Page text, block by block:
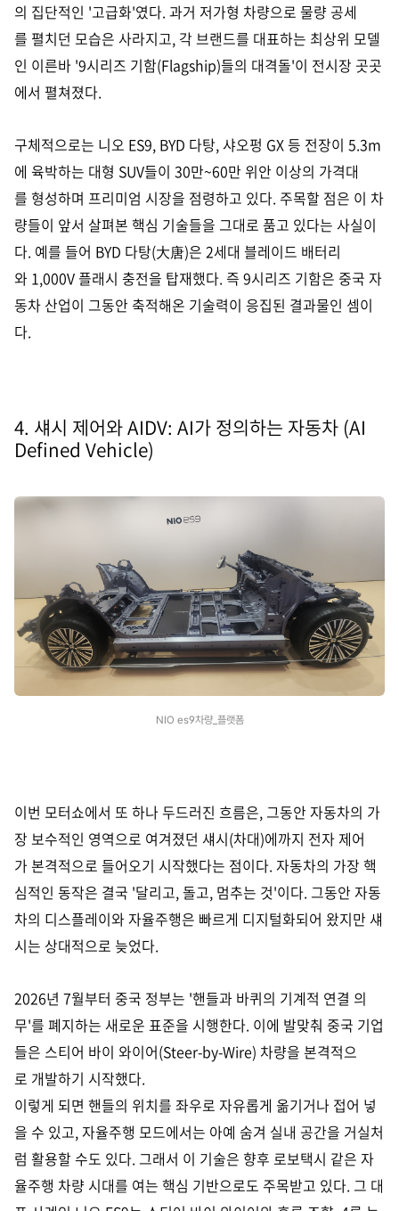
의 집단적인 '고급화'였다. 과거 저가형 차량으로 물량 공세
를 펼치던 모습은 사라지고, 각 브랜드를 대표하는 최상위 모델
인 이른바 '9시리즈 기함(Flagship)들의 대격돌'이 전시장 곳곳
에서 펼쳐졌다.
구체적으로는 니오 ES9, BYD 다탕, 샤오펑 GX 등 전장이 5.3m
에 육박하는 대형 SUV들이 30만~60만 위안 이상의 가격대
를 형성하며 프리미엄 시장을 점령하고 있다. 주목할 점은 이 차
량들이 앞서 살펴본 핵심 기술들을 그대로 품고 있다는 사실이
다. 예를 들어 BYD 다탕(大唐)은 2세대 블레이드 배터리
와 1,000V 플래시 충전을 탑재했다. 즉 9시리즈 기함은 중국 자
동차 산업이 그동안 축적해온 기술력이 응집된 결과물인 셈이
다.
4. 섀시 제어와 AIDV: AI가 정의하는 자동차 (AI
Defined Vehicle)
NIO es9차량_플랫폼
이번 모터쇼에서 또 하나 두드러진 흐름은, 그동안 자동차의 가
장 보수적인 영역으로 여겨졌던 섀시(차대)에까지 전자 제어
가 본격적으로 들어오기 시작했다는 점이다. 자동차의 가장 핵
심적인 동작은 결국 '달리고, 돌고, 멈추는 것'이다. 그동안 자동
차의 디스플레이와 자율주행은 빠르게 디지털화되어 왔지만 섀
시는 상대적으로 늦었다.
2026년 7월부터 중국 정부는 '핸들과 바퀴의 기계적 연결 의
무'를 폐지하는 새로운 표준을 시행한다. 이에 발맞춰 중국 기업
들은 스티어 바이 와이어(Steer-by-Wire) 차량을 본격적으
로 개발하기 시작했다.
이렇게 되면 핸들의 위치를 좌우로 자유롭게 옮기거나 접어 넣
을 수 있고, 자율주행 모드에서는 아예 숨겨 실내 공간을 거실처
럼 활용할 수도 있다. 그래서 이 기술은 향후 로보택시 같은 자
율주행 차량 시대를 여는 핵심 기반으로도 주목받고 있다. 그 대